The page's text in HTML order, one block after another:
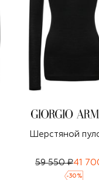
Шерстяной
59 550 ₽41
-30 %